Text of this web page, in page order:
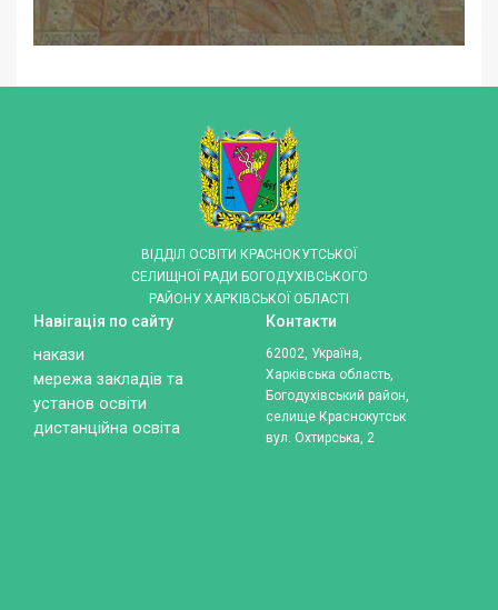
ВІДДІЛ ОСВІТИ КРАСНОКУТСЬКОЇ
СЕЛИЩНОЇ РАДИ БОГОДУХІВСЬКОГО
РАЙОНУ ХАРКІВСЬКОЇ ОБЛАСТІ
Навігація по сайту
накази
мережа закладів та
установ освіти
дистанційна освіта
Контакти
62002, Україна,
Харківська область,
Богодухівський район,
селище Краснокутськ
вул. Охтирська, 2